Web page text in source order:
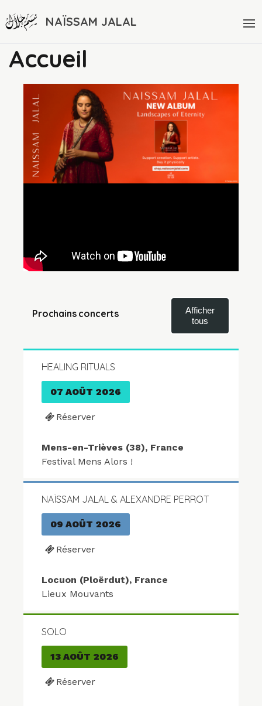
NAÏSSAM JALAL
Accueil
Prochains concerts
Afficher
tous
HEALING RITUALS
07 AOÛT 2026
Réserver
Mens-en-Trièves (38), France
Festival Mens Alors !
NAÏSSAM JALAL & ALEXANDRE PERROT
09 AOÛT 2026
Réserver
Locuon (Ploërdut), France
Lieux Mouvants
SOLO
13 AOÛT 2026
Réserver